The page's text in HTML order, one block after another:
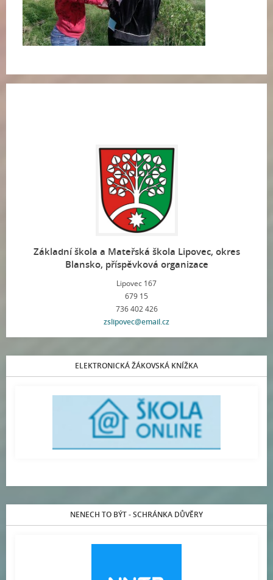
Základní škola a Mateřská škola Lipovec, okres
Blansko, příspěvková organizace
Lipovec 167
679 15
736 402 426
zslipovec@email.cz
ELEKTRONICKÁ ŽÁKOVSKÁ KNÍŽKA
NENECH TO BÝT - SCHRÁNKA DŮVĚRY